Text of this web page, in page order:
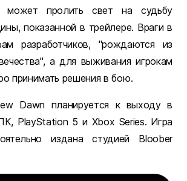
может пролить свет на судьбу
показанной в трейлере. Враги в
разработчиков, "рождаются из
а для выживания игрокам
принимать решения в бою.
Dawn планируется к выходу в
PlayStation 5 и Xbox Series. Игра
издана студией Bloober